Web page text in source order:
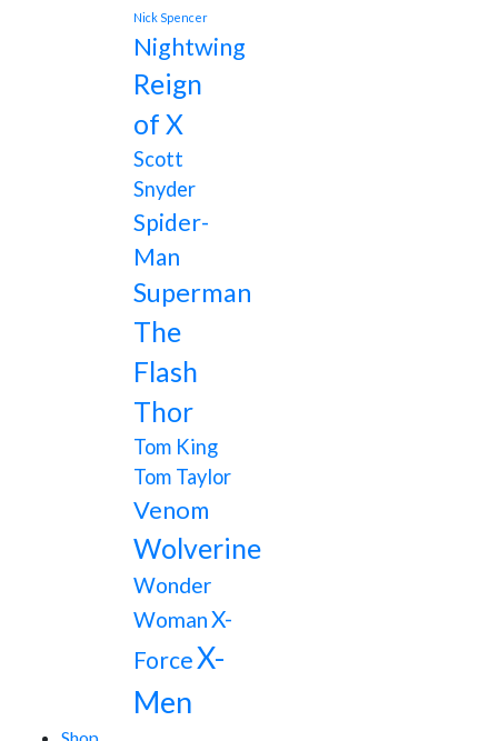
Nick Spencer
Nightwing
Reign
of X
Scott
Snyder
Spider-
Man
Superman
The
Flash
Thor
Tom King
Tom Taylor
Venom
Wolverine
Wonder
WomanX-
ForceX-
Men